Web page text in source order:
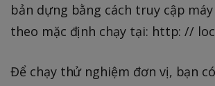
bản dựng bằng cách truy cập
theo mặc định chạy tại: http: //
Để chạy thử nghiệm đơn vị, bạn